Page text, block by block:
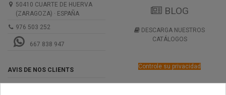
50410 CUARTE DE HUERVA
(ZARAGOZA) · ESPAÑA
976 503 252
667 838 947
AVIS DE NOS CLIENTS
BLOG
DESCARGA NUESTROS
CATÁLOGOS
Controle su privacidad